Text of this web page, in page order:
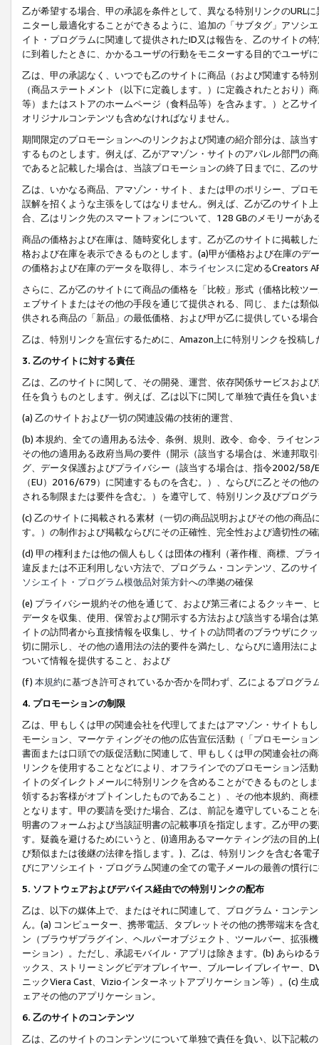
乙が希望する場合、甲の承認を条件として、異なる特別リンクのURL
ニターし最適化することができるように、追加の「サブタグ」アソシ
イト・プログラムに関連して提供されたID又は報告を、乙のサイトの
に到着したときに、かかるユーザの行動をモニターする目的でユーザ
乙は、甲の承認なく、いつでも乙のサイトに商品（および関連する特
（商品ステートメント（以下に定義します。）に定義されたとおり
等）またはストアのホームページ（食料品等）を含みます。）と乙サ
オリジナルコンテンツも含めなければなりません。
期間限定のプロモーションへのリンクおよび関連の紹介部分は、該当
するものとします。例えば、乙がアマゾン・サイトのアパレル部門の
であると記載した場合は、当該プロモーションの終了日までに、乙の
乙は、いかなる商品、アマゾン・サイト、または甲のポリシー、プロ
誤解を招くような主張をしてはなりません。例えば、乙が乙のサイト
合、乙はリンク先のスマートフォンについて、128 GBのメモリーがあ
商品の価格および在庫は、随時変化します。乙が乙のサイトに掲載し
格および在庫を表示できるものとします。(a)甲が価格および在庫の
の価格および在庫のデータを取得し、 本ライセンスに定めるCreators
さらに、乙が乙のサイトにて商品の価格を「比較」形式（価格比較ツ
ェブサイトまたはその他の手段を通じて提供される、同じ、または類
供される商品の「新品」の最低価格、および甲が乙に提供している場
乙は、特別リンクを宣伝するために、Amazon上に特別リンクを投稿
3. 乙のサイトに対する責任
乙は、乙のサイトに関して、その開発、運営、依存関係サービスおよ
任を負うものとします。例えば、乙は以下に関して単独で責任を負い
(a) 乙のサイトおよび一切の関連設備の技術的運営、
(b) 本規約、全ての適用ある法令、条例、規則、政令、命令、ライセ
その他の適用ある政府当局の要件（開示（該当する場合は、米連邦取
グ、データ保護およびプライバシー（該当する場合は、指令2002/58/
（EU）2016/679）に関連するものを含む。）、ならびに乙とその他
される制限または要件を含む。）を遵守して、特別リンク及びプログ
(c) 乙のサイトに掲載される素材（一切の商品説明およびその他の商
す。）の制作および掲載ならびにその正確性、完全性および適切性の
(d) 甲の権利または他の個人もしくは団体の権利（著作権、商標、プ
違反または不正利用しない方法で、プログラム・コンテンツ、乙のサ
ソシエイト・プログラム模倣品対策方針への準拠の確保
(e) プライバシー規約その他を通じて、および第三者によるクッキー
データを収集、使用、保管および開示する方法および該当する場合は
イトの訪問者から直接情報を収集し、サイトの訪問者のブラウザにク
切に開示し、その他の適用法の法的要件を満たし、ならびに適用法に
ついて情報を提供すること、および
(f) 本規約に基づき許可されているか否かを問わず、乙によるプログ
4. プロモーションの制限
乙は、甲もしくは甲の関連会社を代理してまたはアマゾン・サイトも
モーション、マーケティングその他の広告宣伝活動（「プロモーショ
書面または口頭での販促活動に関連して、甲もしくは甲の関連会社の
リンクを使用することなどにより、オフラインでのプロモーション活
イトのダイレクトメールに特別リンクを含めることができるものとし
領するお客様がオプトインしたものであること）、その他本規約、商
となります。甲の要請を受けた場合、乙は、前記を遵守していること
明書のフォームおよび当該証明書の記載事項を指定します。乙が甲の
す。疑義を避けるためにいうと、(i)適用あるマーケティング法の目的
び類似または後継の法律を指します。)、乙は、特別リンクを含む各
びにアソシエイト・プログラム関連の全ての電子メールの最善の慣行
5. ソフトウェアおよびデバイス経由での特別リンクの配布
乙は、以下の媒体上で、またはそれに関連して、プログラム・コンテ
ん。(a) コンピューター、携帯電話、タブレットその他の携帯端末を
ン（ブラウザプラグイン、ヘルパーオブジェクト、ツールバー、拡張
ーション）。ただし、承認モバイル・アプリは除きます。(b) あらゆ
ックス、ストリーミングビデオプレイヤー、ブルーレイプレイヤー、
ニックViera Cast、Vizioインターネットアプリケーション等）。(c)
ェアその他のアプリケーション。
6. 乙のサイトのコンテンツ
乙は、乙のサイトのコンテンツについて単独で責任を負い、以下記載